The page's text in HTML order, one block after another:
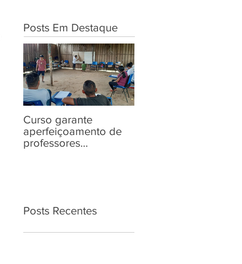
Posts Em Destaque
Curso garante
aperfeiçoamento de
professores
Posts Recentes